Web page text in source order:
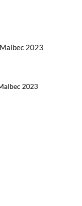
2023
2023